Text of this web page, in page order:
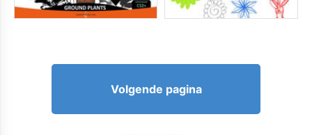
Volgende pagina